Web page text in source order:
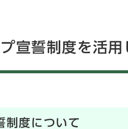
宣誓制度を活
制度について